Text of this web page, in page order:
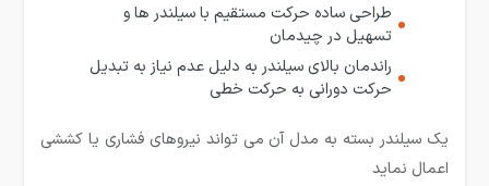
طراحی ساده حرکت مستقیم با سیلندر ها و
تسهیل در چیدمان
راندمان بالای سیلندر به دلیل عدم نیاز به تبدیل
حرکت دورانی به حرکت خطی
یک سیلندر بسته به مدل آن می تواند نیروهای فشاری یا کششی
اعمال نماید